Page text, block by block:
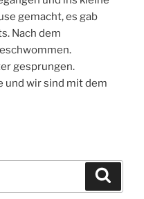
gemacht, es gab
Nach dem
gesprungen.
und wir sind mit dem